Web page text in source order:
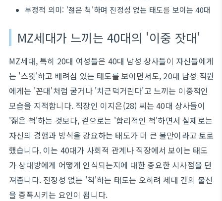
부정적 의미: '젊은 척'하며 진정성 없는 태도를 보이는 40대
MZ세대가 느끼는 40대의 '이중 잣대'
MZ세대, 특히 20대 여성들은 40대 남성 상사들이 자신들에게
는 '스윗'하고 배려심 있는 태도를 보이면서도, 20대 남성 직원
에게는 '꼰대'처럼 굴거나 '치근덕거린다'고 느끼는 이중적인
모습을 지적합니다. 직장인 이지은(28) 씨는 40대 상사들이
'젊은 척'하는 것보다, 겉으로는 '합리적인 척'하면서 실제로는
자신의 경험과 방식을 강요하는 태도가 더 큰 불만이라고 토로
했습니다. 이는 40대가 사회적 관계나 직장에서 보이는 태도
가 상대방에게 어떻게 인식되는지에 대한 중요한 시사점을 던
져줍니다. 진정성 없는 '척'하는 태도는 오히려 세대 간의 불신
을 증폭시키는 요인이 됩니다.